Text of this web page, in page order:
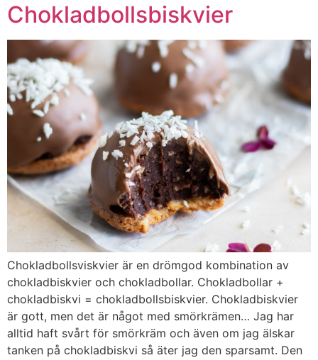
Chokladbollsbiskvier
Chokladbollsviskvier är en drömgod kombination av
chokladbiskvier och chokladbollar. Chokladbollar +
chokladbiskvi = chokladbollsbiskvier. Chokladbiskvier
är gott, men det är något med smörkrämen… Jag har
alltid haft svårt för smörkräm och även om jag älskar
tanken på chokladbiskvi så äter jag den sparsamt. Den